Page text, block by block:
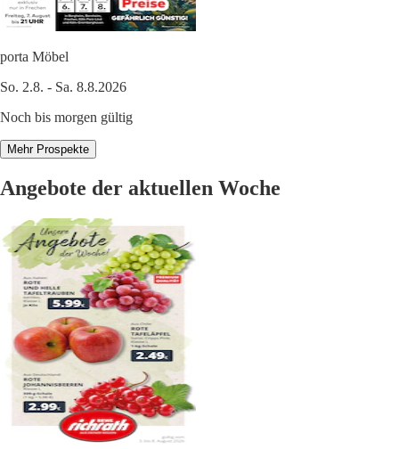
porta Möbel
So. 2.8. - Sa. 8.8.2026
Noch bis morgen gültig
Mehr Prospekte
Angebote der aktuellen Woche